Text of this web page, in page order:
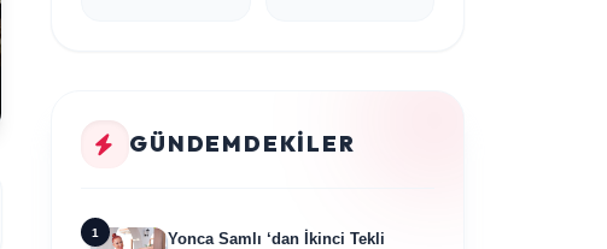
GÜNDEMDEKILER
1
Yonca Samlı ‘dan İkinci Tekli